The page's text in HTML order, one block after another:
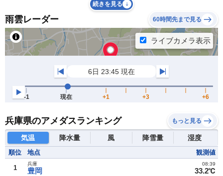
続きを見る
雨雲レーダー 60時間先まで見る
兵庫県のアメダスランキング もっと見る
気温 降水量 風 降雪量 湿度
順位 地点 観測値
1 豊岡
兵庫
33.2℃
08:39